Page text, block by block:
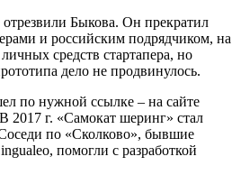
Быкова. Он прекратил
и российским подрядчиком, на
средств стартапера, но
дело не продвинулось.
по нужной ссылке – на сайте
2017 г. «Самокат шеринг» стал
по «Сколково», бывшие
помогли с разработкой